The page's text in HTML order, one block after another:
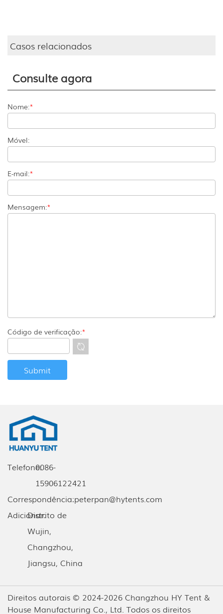
Casos relacionados
Consulte agora
Nome:*
Móvel:
E-mail:*
Mensagem:*
Código de verificação:*
Adicionar:Distrito de
Wujin,
Changzhou,
Jiangsu, China
Telefone:0086-
15906122421
Correspondência:peterpan@hytents.com
Direitos autorais © 2024-2026 Changzhou HY Tent &
House Manufacturing Co., Ltd. Todos os direitos